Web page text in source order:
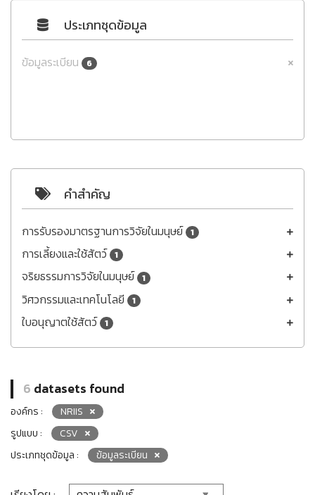
ประเภทชุดข้อมูล
ข้อมูลระเบียน 6
คำสำคัญ
การรับรองมาตรฐานการวิจัยในมนุษย์ 1
การเลี้ยงและใช้สัตว์ 1
จริยธรรมการวิจัยในมนุษย์ 1
วิศวกรรมและเทคโนโลยี 1
ใบอนุญาตใช้สัตว์ 1
6 datasets found
องค์กร :
NRIIS
รูปแบบ :
CSV
ประเภทชุดข้อมูล :
ข้อมูลระเบียน